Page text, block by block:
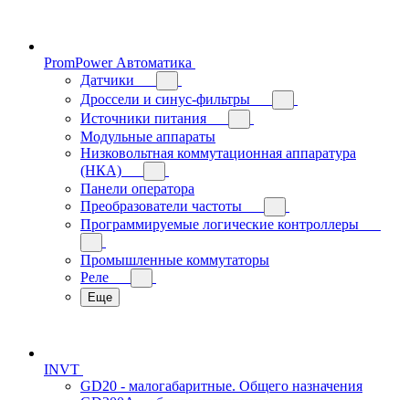
PromPower Автоматика
Датчики
Дроссели и синус-фильтры
Источники питания
Модульные аппараты
Низковольтная коммутационная аппаратура
(НКА)
Панели оператора
Преобразователи частоты
Программируемые логические контроллеры
Промышленные коммутаторы
Реле
Еще
INVT
GD20 - малогабаритные. Общего назначения